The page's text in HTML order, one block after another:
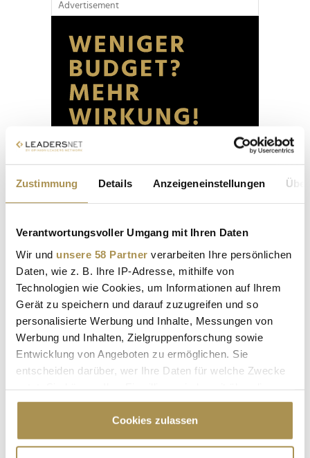
Zustimmung Details Anzeigeneinstellungen
Verantwortungsvoller Umgang mit Ihren Daten
Wir und unsere 58 Partner verarbeiten Ihre persönlichen
Daten, wie z. B. Ihre IP-Adresse, mithilfe von
Technologien wie Cookies, um Informationen auf Ihrem
Gerät zu speichern und darauf zuzugreifen und so
personalisierte Werbung und Inhalte, Messungen von
Werbung und Inhalten, Zielgruppenforschung sowie
Entwicklung von Angeboten zu ermöglichen. Sie
entscheiden darüber, wer Ihre Daten für welche Zwecke
Cookie-Erklärung oder durch Klicken auf das Privacy
Trigger Symbol ändern oder widerrufen
Cookies zulassen
Advertisement